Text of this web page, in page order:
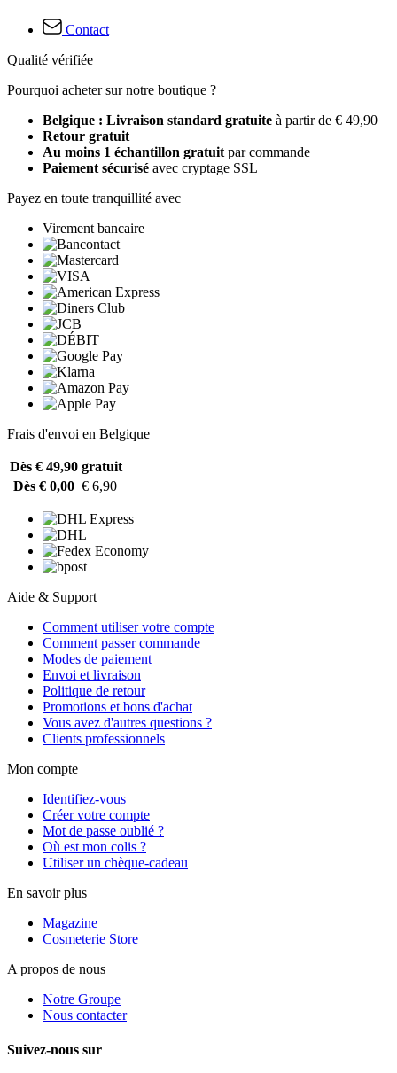
Contact
Qualité vérifiée
Pourquoi acheter sur notre boutique ?
Belgique : Livraison standard gratuite à partir de € 49,90
Retour gratuit
Au moins 1 échantillon gratuit par commande
Paiement sécurisé avec cryptage SSL
Payez en toute tranquillité avec
Virement bancaire
Frais d'envoi en Belgique
Dès € 49,90 gratuit
Dès € 0,00 € 6,90
Aide & Support
Comment utiliser votre compte
Comment passer commande
Modes de paiement
Envoi et livraison
Politique de retour
Promotions et bons d'achat
Vous avez d'autres questions ?
Clients professionnels
Mon compte
Identifiez-vous
Créer votre compte
Mot de passe oublié ?
Où est mon colis ?
Utiliser un chèque-cadeau
En savoir plus
Magazine
Cosmeterie Store
A propos de nous
Notre Groupe
Nous contacter
Suivez-nous sur